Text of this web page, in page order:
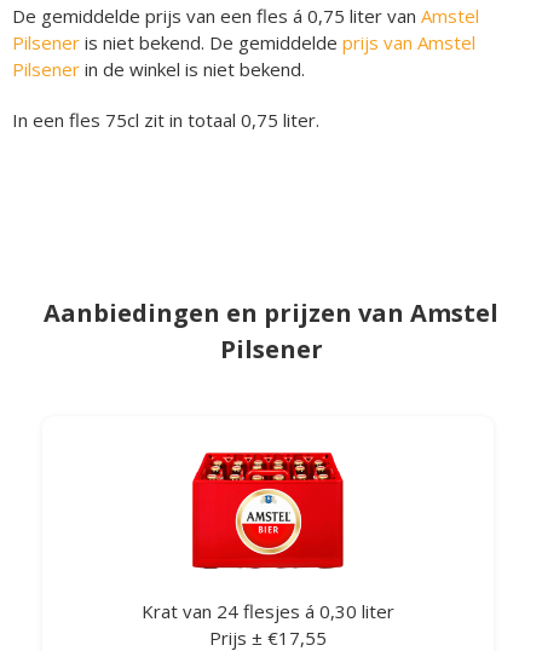
De gemiddelde prijs van een fles á 0,75 liter van Amstel
Pilsener is niet bekend. De gemiddelde prijs van Amstel
Pilsener in de winkel is niet bekend.
In een fles 75cl zit in totaal 0,75 liter.
Aanbiedingen en prijzen van Amstel
Pilsener
Krat van 24 flesjes á 0,30 liter
Prijs ± €17,55